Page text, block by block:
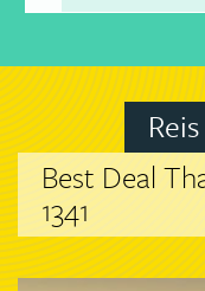
Best Deal
1341